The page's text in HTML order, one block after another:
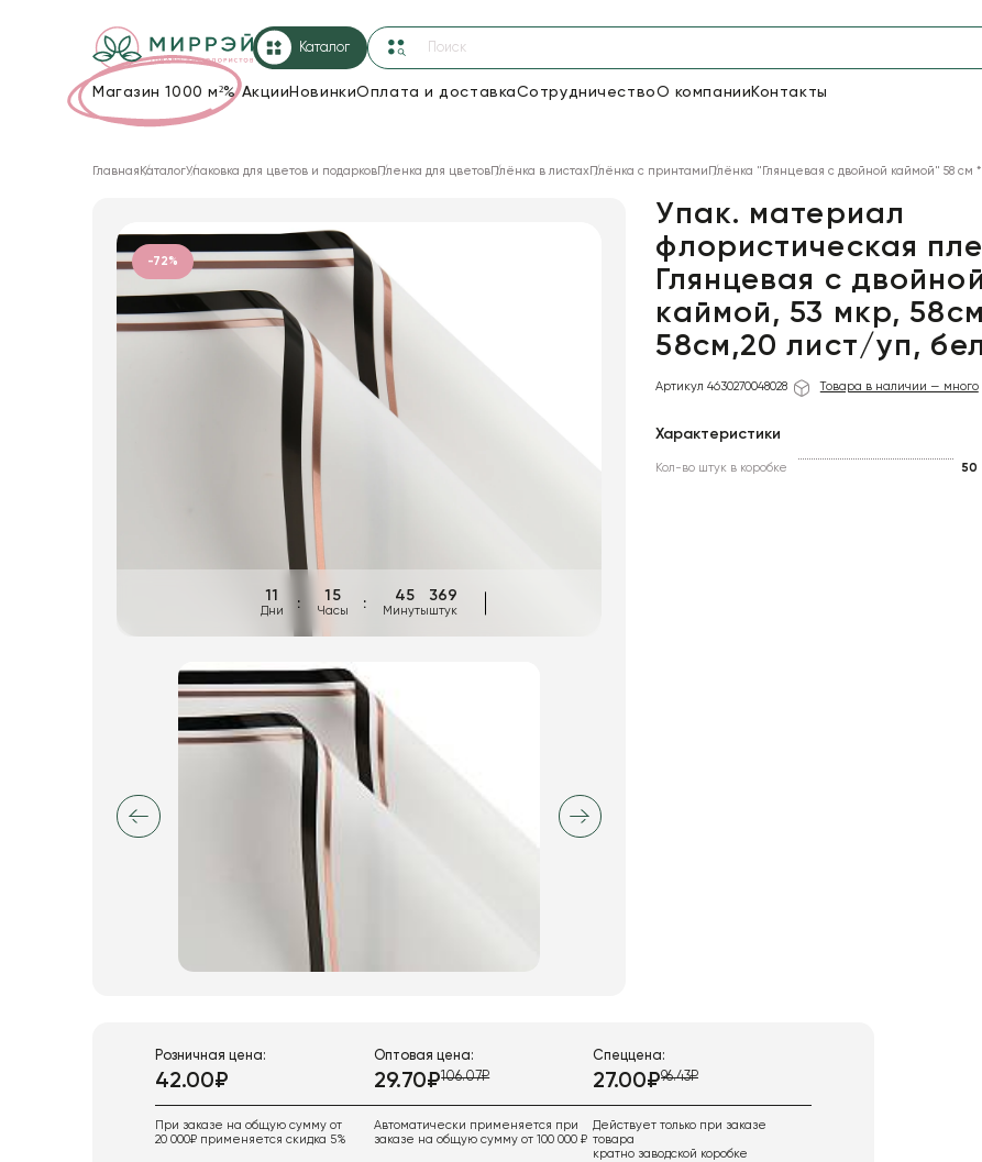
Каталог
Магазин 1000 м²%Акции НовинкиОплата и доставкаСотрудничествоО компании Контакты
18
Сетка 7
Корзины и плетеные изделия
Коробки для цветов
Декор для дома
Пакеты для цветов и подарков
Искусственные цветы и растения
Декоративные вазы, кашпо
Главная КаталогУпаковка для цветов и подарковПленка для цветовПлёнка в листахПлёнка с принтами Плёнка "Глянцевая с двойной каймой" 58 см *
-72%
11
Дни
15
Часы
45
Минуты
369
штук
Упак. материал
флористическая
Глянцевая с двойной
каймой, 53 мкр,
58см,20 лист/уп, бел
Артикул 4630270048028 Товара в наличии — много
Характеристики
Кол-во штук в коробке 50
Розничная цена:
42.00₽
При заказе на общую сумму от
20 000₽ применяется скидка 5%
Оптовая цена:
29.70₽106.07₽
Автоматически применяется при
заказе на общую сумму от 100 000 ₽
Спеццена:
27.00₽96.43₽
Действует только при заказе
товара
кратно заводской коробке